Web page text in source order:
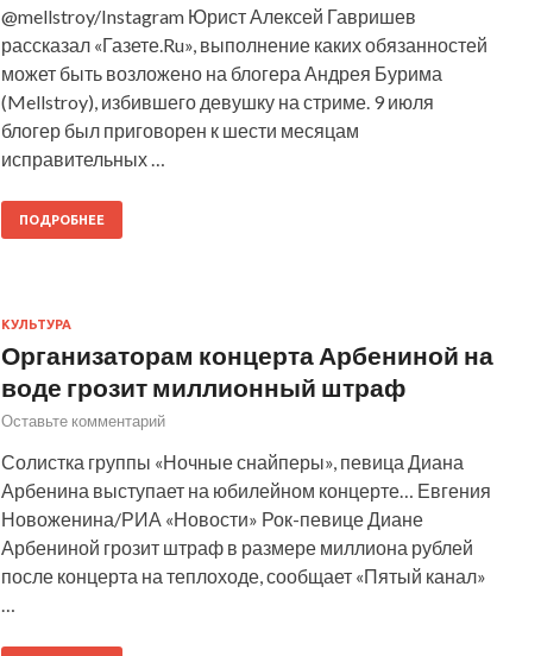
@mellstroy/Instagram Юрист Алексей Гавришев
рассказал «Газете.Ru», выполнение каких обязанностей
может быть возложено на блогера Андрея Бурима
(Mellstroy), избившего девушку на стриме. 9 июля
блогер был приговорен к шести месяцам
исправительных …
ПОДРОБНЕЕ
КУЛЬТУРА
Организаторам концерта Арбениной на
воде грозит миллионный штраф
Оставьте комментарий
Солистка группы «Ночные снайперы», певица Диана
Арбенина выступает на юбилейном концерте… Евгения
Новоженина/РИА «Новости» Рок-певице Диане
Арбениной грозит штраф в размере миллиона рублей
после концерта на теплоходе, сообщает «Пятый канал»